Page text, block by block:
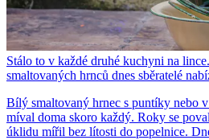
Stálo to v každé druhé kuchyni na
smaltovaných hrnců dnes sběratelé
Bílý smaltovaný hrnec s puntíky nebo
míval doma skoro každý. Roky se
úklidu mířil bez lítosti do popelnice.